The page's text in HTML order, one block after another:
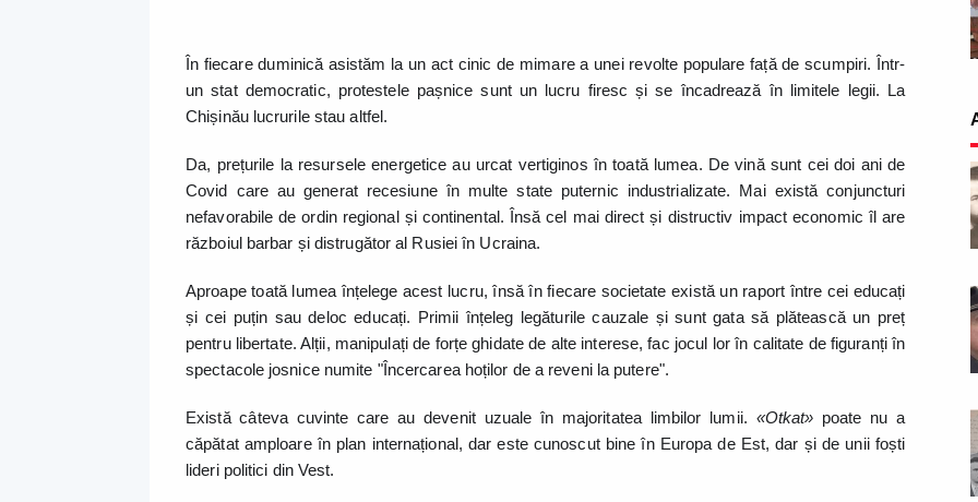
În fiecare duminică asistăm la un act cinic de mimare a unei revolte populare față de scumpiri. Într-
un stat democratic, protestele pașnice sunt un lucru firesc și se încadrează în limitele legii. La
Chișinău lucrurile stau altfel.
Da, prețurile la resursele energetice au urcat vertiginos în toată lumea. De vină sunt cei doi ani de
Covid care au generat recesiune în multe state puternic industrializate. Mai există conjuncturi
nefavorabile de ordin regional și continental. Însă cel mai direct și distructiv impact economic îl are
războiul barbar și distrugător al Rusiei în Ucraina.
Aproape toată lumea înțelege acest lucru, însă în fiecare societate există un raport între cei educați
și cei puțin sau deloc educați. Primii înțeleg legăturile cauzale și sunt gata să plătească un preț
pentru libertate. Alții, manipulați de forțe ghidate de alte interese, fac jocul lor în calitate de figuranți în
spectacole josnice numite "Încercarea hoților de a reveni la putere".
Există câteva cuvinte care au devenit uzuale în majoritatea limbilor lumii. «Otkat» poate nu a
căpătat amploare în plan internațional, dar este cunoscut bine în Europa de Est, dar și de unii foști
lideri politici din Vest.